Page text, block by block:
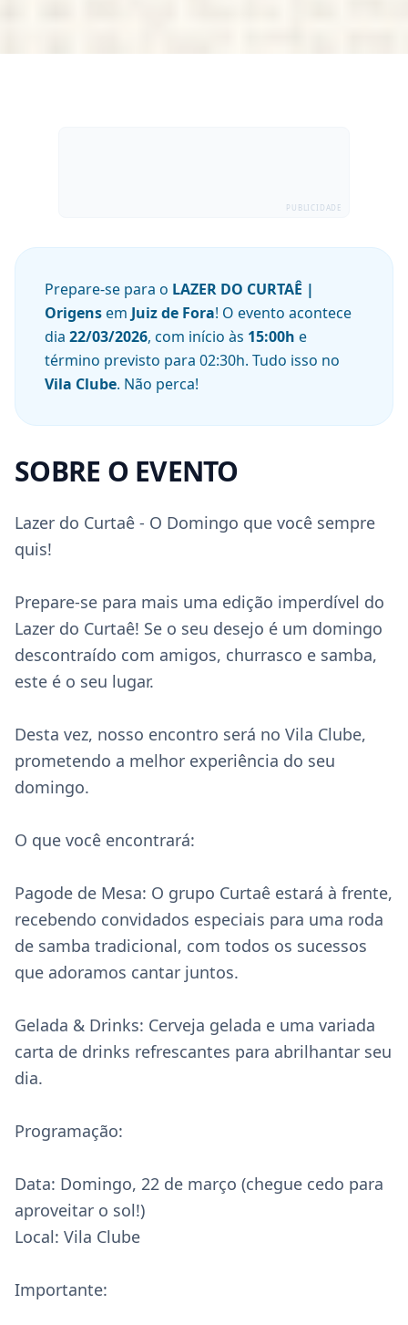
PUBLICIDADE
Prepare-se para o LAZER DO CURTAÊ |
Origensem Juiz de Fora! O evento acontece
dia 22/03/2026, com início às 15:00h e
término previsto para 02:30h. Tudo isso no
Vila Clube. Não perca!
SOBRE O EVENTO
Lazer do Curtaê - O Domingo que você sempre
quis!
Prepare-se para mais uma edição imperdível do
Lazer do Curtaê! Se o seu desejo é um domingo
descontraído com amigos, churrasco e samba,
este é o seu lugar.
Desta vez, nosso encontro será no Vila Clube,
prometendo a melhor experiência do seu
domingo.
O que você encontrará:
Pagode de Mesa: O grupo Curtaê estará à frente,
recebendo convidados especiais para uma roda
de samba tradicional, com todos os sucessos
que adoramos cantar juntos.
Gelada & Drinks: Cerveja gelada e uma variada
carta de drinks refrescantes para abrilhantar seu
dia.
Programação:
Data: Domingo, 22 de março (chegue cedo para
aproveitar o sol!)
Local: Vila Clube
Importante: